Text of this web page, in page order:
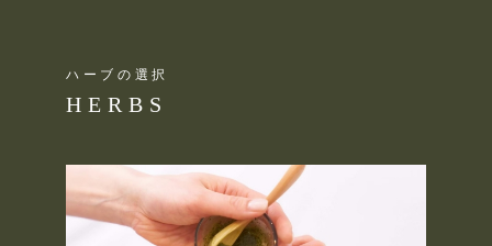
ハーブの選択
HERBS